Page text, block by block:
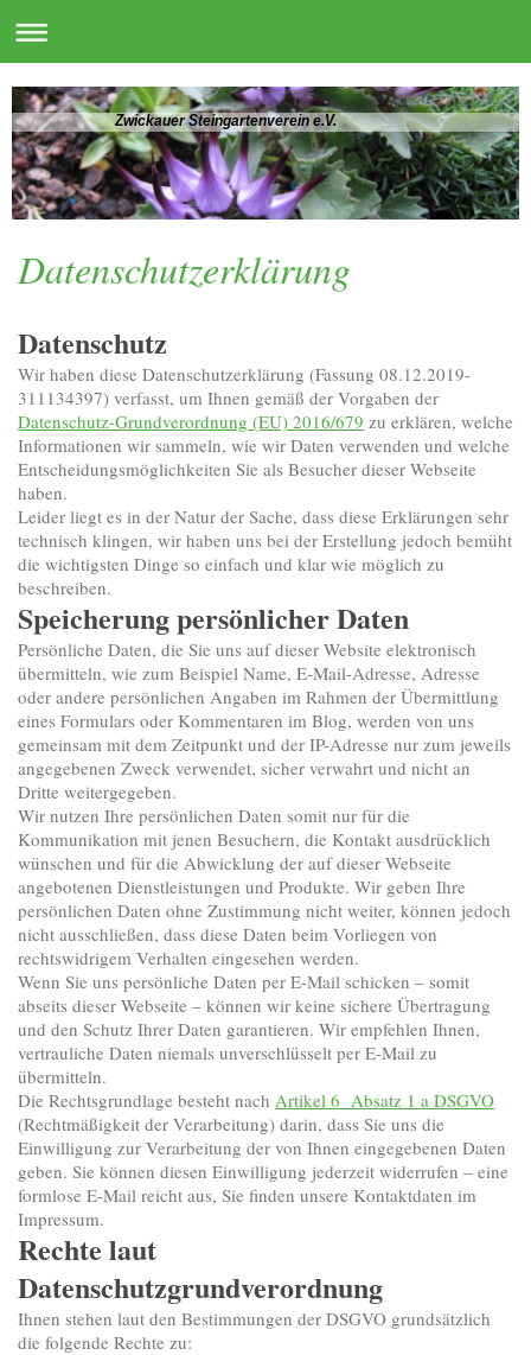
Zwickauer Steingartenverein e.V.
Datenschutzerklärung
Datenschutz
Wir haben diese Datenschutzerklärung (Fassung 08.12.2019-
311134397) verfasst, um Ihnen gemäß der Vorgaben der
Datenschutz-Grundverordnung (EU) 2016/679 zu erklären, welche
Informationen wir sammeln, wie wir Daten verwenden und welche
Entscheidungsmöglichkeiten Sie als Besucher dieser Webseite
haben.
Leider liegt es in der Natur der Sache, dass diese Erklärungen sehr
technisch klingen, wir haben uns bei der Erstellung jedoch bemüht
die wichtigsten Dinge so einfach und klar wie möglich zu
beschreiben.
Speicherung persönlicher Daten
Persönliche Daten, die Sie uns auf dieser Website elektronisch
übermitteln, wie zum Beispiel Name, E-Mail-Adresse, Adresse
oder andere persönlichen Angaben im Rahmen der Übermittlung
eines Formulars oder Kommentaren im Blog, werden von uns
gemeinsam mit dem Zeitpunkt und der IP-Adresse nur zum jeweils
angegebenen Zweck verwendet, sicher verwahrt und nicht an
Dritte weitergegeben.
Wir nutzen Ihre persönlichen Daten somit nur für die
Kommunikation mit jenen Besuchern, die Kontakt ausdrücklich
wünschen und für die Abwicklung der auf dieser Webseite
angebotenen Dienstleistungen und Produkte. Wir geben Ihre
persönlichen Daten ohne Zustimmung nicht weiter, können jedoch
nicht ausschließen, dass diese Daten beim Vorliegen von
rechtswidrigem Verhalten eingesehen werden.
Wenn Sie uns persönliche Daten per E-Mail schicken – somit
abseits dieser Webseite – können wir keine sichere Übertragung
und den Schutz Ihrer Daten garantieren. Wir empfehlen Ihnen,
vertrauliche Daten niemals unverschlüsselt per E-Mail zu
übermitteln.
Die Rechtsgrundlage besteht nach Artikel 6 Absatz 1 a DSGVO
(Rechtmäßigkeit der Verarbeitung) darin, dass Sie uns die
Einwilligung zur Verarbeitung der von Ihnen eingegebenen Daten
geben. Sie können diesen Einwilligung jederzeit widerrufen – eine
formlose E-Mail reicht aus, Sie finden unsere Kontaktdaten im
Impressum.
Rechte laut
Datenschutzgrundverordnung
Ihnen stehen laut den Bestimmungen der DSGVO grundsätzlich
die folgende Rechte zu: